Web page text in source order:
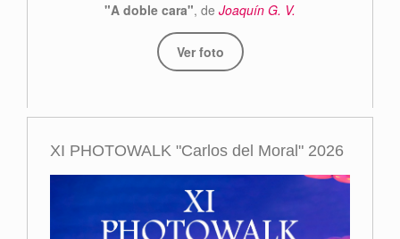
"A doble cara", de Joaquín G. V.
Ver foto
XI PHOTOWALK "Carlos del Moral" 2026